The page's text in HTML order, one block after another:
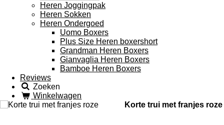
Heren Joggingpak
Heren Sokken
Heren Ondergoed
Uomo Boxers
Plus Size Heren boxershort
Grandman Heren Boxers
Gianvaglia Heren Boxers
Bamboe Heren Boxers
Reviews
Zoeken
Winkelwagen
Korte trui met franjes roze